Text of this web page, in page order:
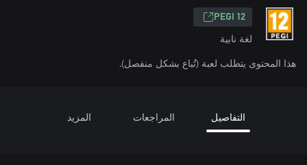
PEGI 12
لغة نابية
هذا المحتوى يتطلب لعبة (تُباع بشكل منفصل).
التفاصيل المراجعات المزيد